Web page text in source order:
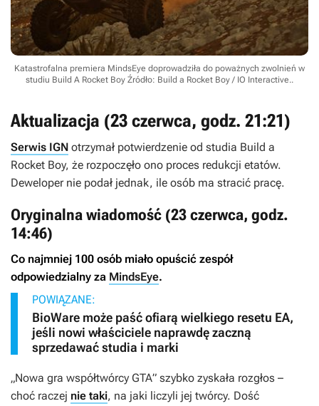
Katastrofalna premiera MindsEye doprowadziła do poważnych zwolnień w
studiu Build A Rocket Boy Źródło: Build a Rocket Boy / IO Interactive..
Aktualizacja (23 czerwca, godz. 21:21)
Serwis IGN otrzymał potwierdzenie od studia Build a
Rocket Boy, że rozpoczęło ono proces redukcji etatów.
Deweloper nie podał jednak, ile osób ma stracić pracę.
Oryginalna wiadomość (23 czerwca, godz.
14:46)
Co najmniej 100 osób miało opuścić zespół
odpowiedzialny za MindsEye.
POWIĄZANE:
BioWare może paść ofiarą wielkiego resetu EA,
jeśli nowi właściciele naprawdę zaczną
sprzedawać studia i marki
„Nowa gra współtwórcy GTA” szybko zyskała rozgłos –
choć raczej nie taki, na jaki liczyli jej twórcy. Dość